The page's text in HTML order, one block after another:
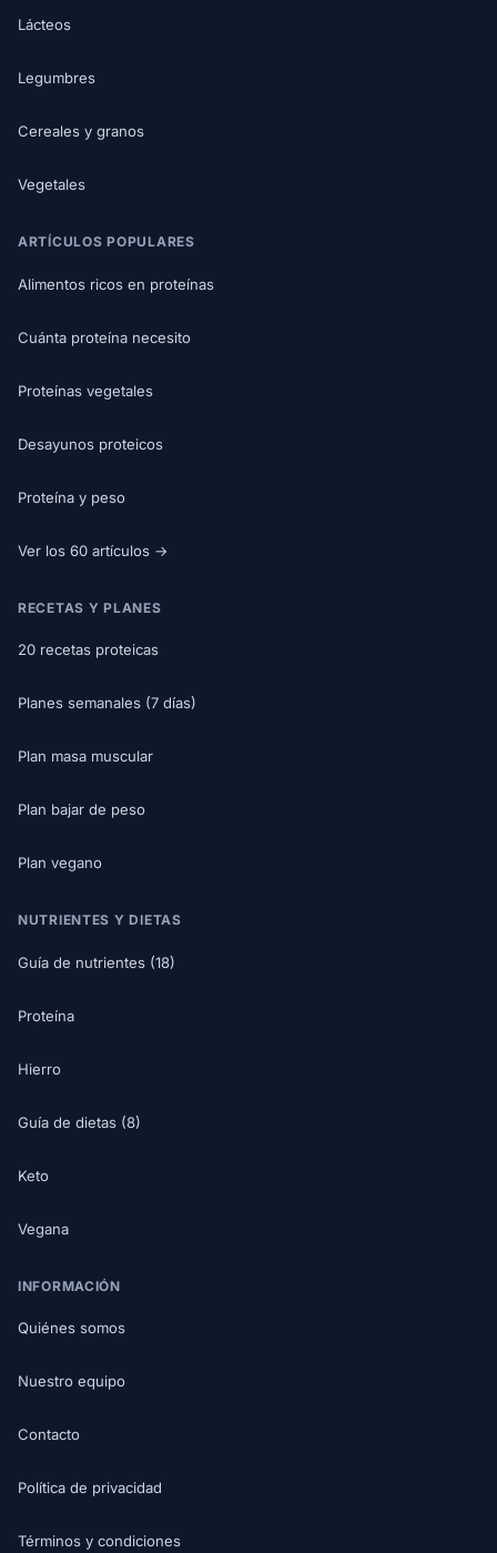
Lácteos
Legumbres
Cereales y granos
Vegetales
ARTÍCULOS POPULARES
Alimentos ricos en proteínas
Cuánta proteína necesito
Proteínas vegetales
Desayunos proteicos
Proteína y peso
Ver los 60 artículos →
RECETAS Y PLANES
20 recetas proteicas
Planes semanales (7 días)
Plan masa muscular
Plan bajar de peso
Plan vegano
NUTRIENTES Y DIETAS
Guía de nutrientes (18)
Proteína
Hierro
Guía de dietas (8)
Keto
Vegana
INFORMACIÓN
Quiénes somos
Nuestro equipo
Contacto
Política de privacidad
Términos y condiciones